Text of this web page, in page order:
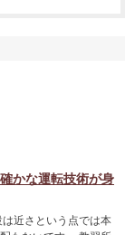
かな運転技術が身
は近さという点では本